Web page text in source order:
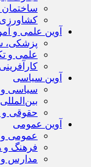
ساختمان
آوین علمی و
پزشکی،
علمی و
آوین سیاسی
سیاسی و
بین‌المللی
حقوقی و
آوین عمومی
عمومی
فرهنگ و
مدارس و